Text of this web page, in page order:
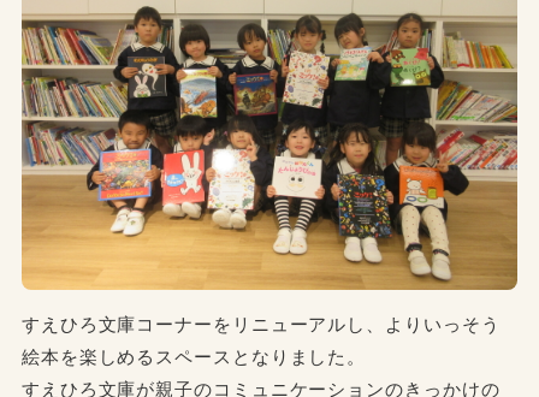
すえひろ文庫コーナーをリニューアルし、よりいっそう
絵本を楽しめるスペースとなりました。
すえひろ文庫が親子のコミュニケーションのきっかけの